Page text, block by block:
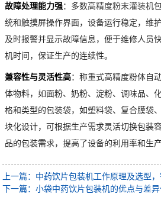
故障处理能力强：多数高精度粉末灌装机
统和触摸屏操作界面，设备运行稳定，维
及时报警并显示故障信息，便于维修人员
机时间，保证生产的连续性。
兼容性与灵活性高：称重式高精度粉体自
体物料，如面粉、奶粉、淀粉、调味品、
格和类型的包装袋，如塑料袋、复合膜袋
块化设计，可根据生产需求灵活切换包装
品的包装需求，提高了设备的利用率和生
上一篇：中药饮片包装机工作原理及选型
下一篇：小袋中药饮片包装机的优点与差